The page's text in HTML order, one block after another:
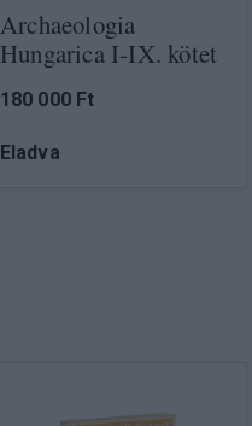
Archaeologia
Hungarica I-IX. kötet
180 000 Ft
Eladva